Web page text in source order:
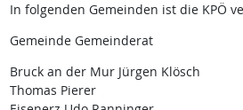
In folgenden Gemeinden ist die KPÖ
Gemeinde Gemeinderat
Bruck an der Mur Jürgen Klösch
Thomas Pierer